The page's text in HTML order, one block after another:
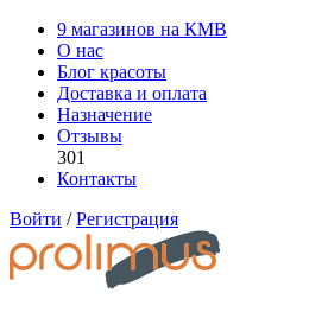
9 магазинов на КМВ
О нас
Блог красоты
Доставка и оплата
Назначение
Отзывы
301
Контакты
Войти / Регистрация